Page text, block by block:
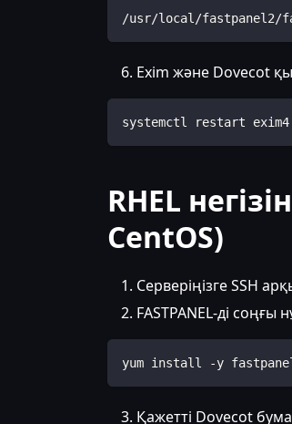
/usr/local/fastpanel2/
Exim және Dovecot
systemctl restart exim4
RHEL
CentOS)
Серверіңізге SSH
FASTPANEL-ді
yum install -y
Қажетті Dovecot